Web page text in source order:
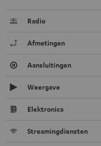
Radio
Afmetingen
Aansluitingen
Weergave
Elektronica
Streamingdiensten